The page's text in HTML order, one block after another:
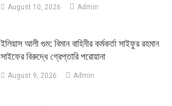
August 10, 2026 Admin
ইলিয়াস আলী গুম: বিমান বাহিনীর কর্মকর্তা সাইফুর রহমান
সাইফের বিরুদ্ধে গ্রেপ্তারি পরোয়ানা
August 9, 2026 Admin